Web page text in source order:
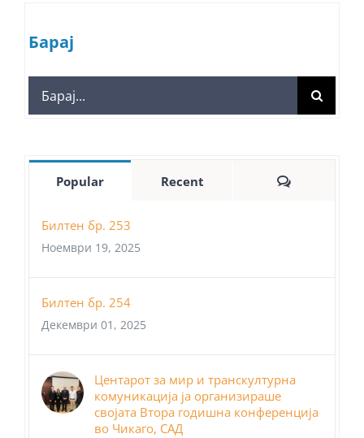
Барај
Search
for:
Popular Recent Comments
Билтен бр. 253
Ноември 19, 2025
Билтен бр. 254
Декември 01, 2025
Центарот за мир и транскултурна
комуникација ја организираше
својата Втора годишна конференција
во Чикаго, САД